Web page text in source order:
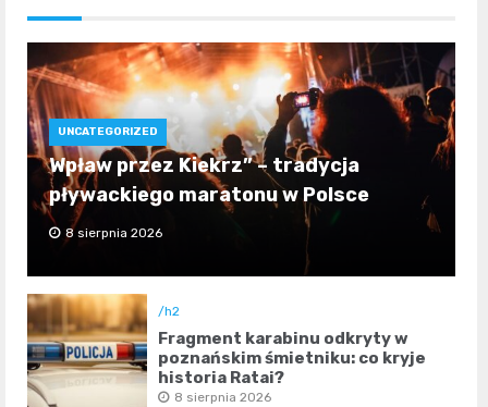
UNCATEGORIZED
Wpław przez Kiekrz” – tradycja
pływackiego maratonu w Polsce
8 sierpnia 2026
/h2
Fragment karabinu odkryty w
poznańskim śmietniku: co kryje
historia Rataj?
8 sierpnia 2026